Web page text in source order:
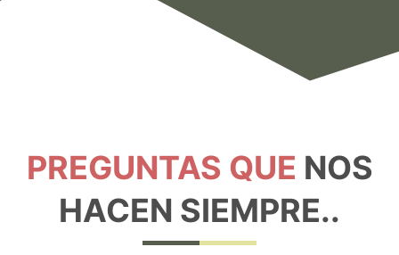
PREGUNTAS QUE NOS
HACEN SIEMPRE..